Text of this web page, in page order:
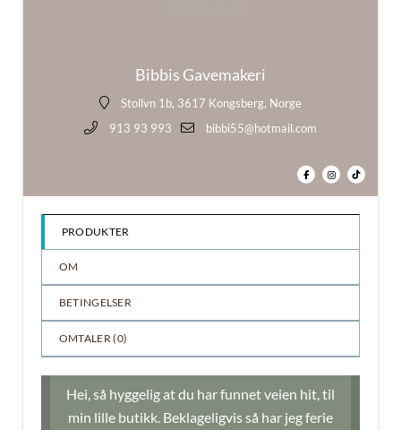
av
5
Bibbis Gavemakeri
Stollvn 1b, 3617 Kongsberg, Norge
913 93 993
bibbi55@hotmail.com
PRODUKTER
OM
BETINGELSER
OMTALER (0)
Hei, så hyggelig at du har funnet veien hit, til
min lille butikk. Beklageligvis så har jeg ferie